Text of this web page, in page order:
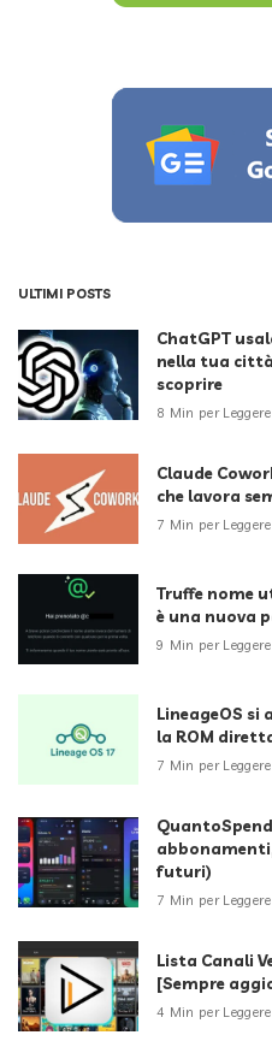
ULTIMI POSTS
ChatGPT
nella tua
scoprire
8 Min per Leggere
Claude
che lavora
7 Min per Leggere
Truffe nome
è una nuova
9 Min per Leggere
LineageOS
la ROM
7 Min per Leggere
futuri)
7 Min per Leggere
Lista Canali
[Sempre
4 Min per Leggere